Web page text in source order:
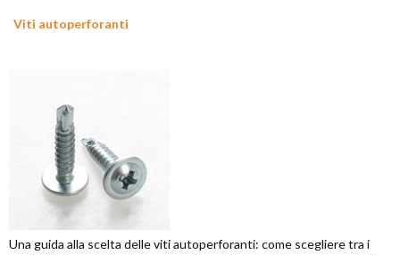
Viti autoperforanti
Una guida alla scelta delle viti autoperforanti: come scegliere tra i